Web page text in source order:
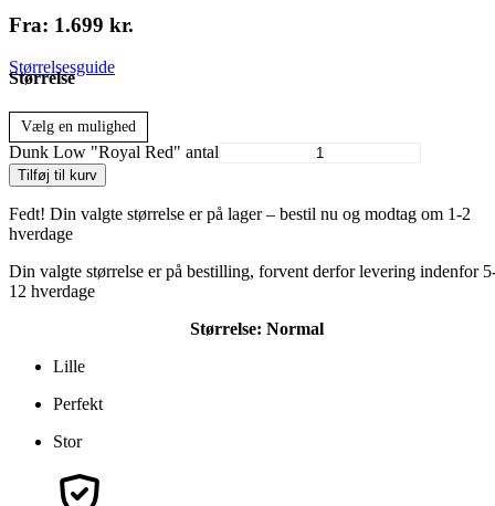
Fra: 1.699 kr.
Størrelsesguide
Størrelse
Vælg en mulighed
Dunk Low "Royal Red" antal
Tilføj til kurv
Fedt! Din valgte størrelse er på lager – bestil nu og modtag om 1-2
hverdage
Din valgte størrelse er på bestilling, forvent derfor levering indenfor
12 hverdage
Størrelse: Normal
Lille
Perfekt
Stor